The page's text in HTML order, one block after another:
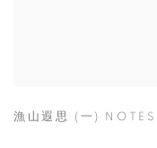
漁山遐思 (一)